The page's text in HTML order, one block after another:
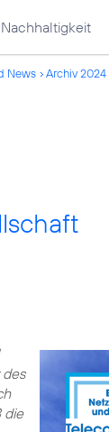
Nachhaltigkeit
News Archiv 2024
die